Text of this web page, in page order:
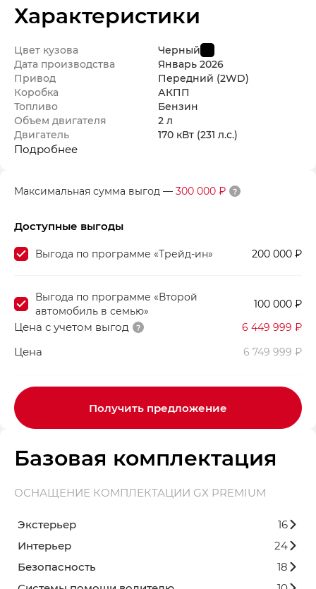
Характеристики
Цвет кузова
Черный
Дата производства
Январь 2026
Привод
Передний (2WD)
Коробка
АКПП
Топливо
Бензин
Объем двигателя
2 л
Двигатель
170 кВт (231 л.с.)
Подробнее
Максимальная сумма выгод — 300 000 ₽
Доступные выгоды
200 000 ₽
Выгода по программе «Трейд-ин»
100 000 ₽
Выгода по программе «Второй
автомобиль в семью»
Цена с учетом выгод 6 449 999 ₽
Цена 6 749 999 ₽
Получить предложение
Базовая комплектация
ОСНАЩЕНИЕ КОМПЛЕКТАЦИИ GX PREMIUM
Экстерьер
16
Интерьер
24
Безопасность
18